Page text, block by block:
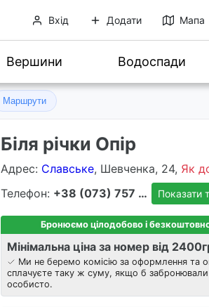
Вхід Додати Мапа
Вершини Водоспади
Маршрути
Біля річки Опір
Адрес: Славське, Шевченка, 24, Як
Телефон:
+38 (073) 757 8303 Показати
Бронюємо цілодобово і
Мінімальна ціна за номер від 2400
Ми не беремо комісію за оформлення та
сплачуєте таку ж суму, якщо б
особисто.